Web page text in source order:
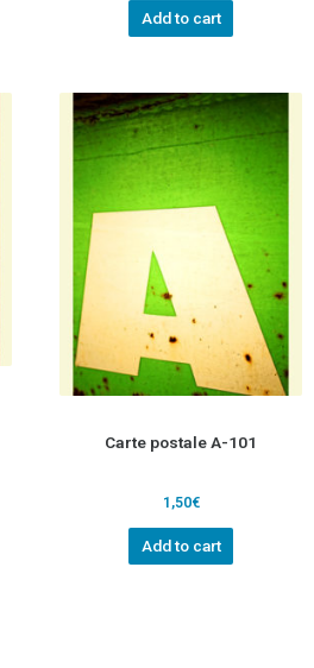
Add to cart
Carte postale A-101
1,50€
Add to cart